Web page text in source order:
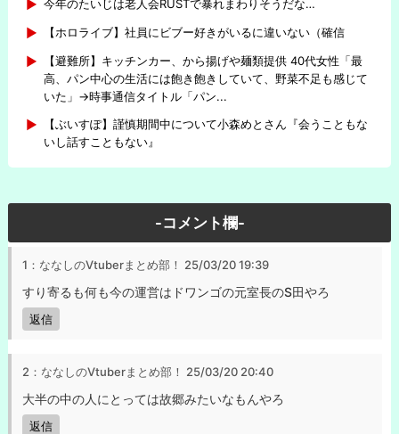
今年のたいじは老人会RUSTで暴れまわりそうだな…
【ホロライブ】社員にビブー好きがいるに違いない（確信
【避難所】キッチンカー、から揚げや麺類提供 40代女性「最
高、パン中心の生活には飽き飽きしていて、野菜不足も感じて
いた」→時事通信タイトル「パン...
【ぶいすぽ】謹慎期間中について小森めとさん『会うこともな
いし話すこともない』
-コメント欄-
1：ななしのVtuberまとめ部！ 25/03/20 19:39
すり寄るも何も今の運営はドワンゴの元室長のS田やろ
返信
2：ななしのVtuberまとめ部！ 25/03/20 20:40
大半の中の人にとっては故郷みたいなもんやろ
返信